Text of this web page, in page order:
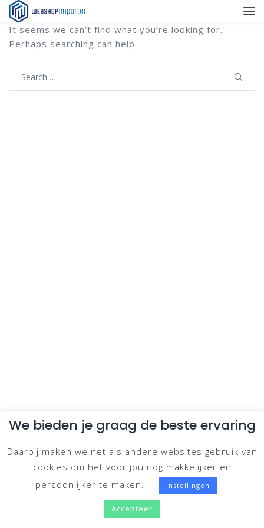
It seems we can’t find what you’re looking for.
Perhaps searching can help.
We bieden je graag de beste ervaring
Daarbij maken we net als andere websites gebruik van
cookies om het voor jou nog makkelijker en
persoonlijker te maken.
Instellingen
Accepteer